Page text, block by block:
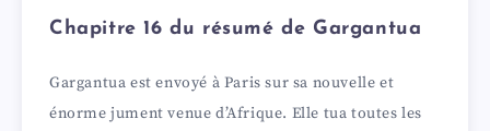
Chapitre 16 du résumé de Gargantua
Gargantua est envoyé à Paris sur sa nouvelle et
énorme jument venue d’Afrique. Elle tua toutes les